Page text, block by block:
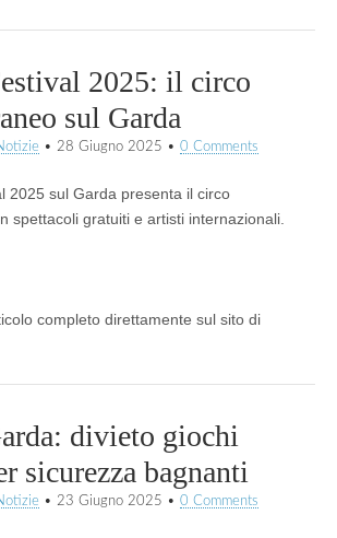
2025: il circo
sul Garda
• 28 Giugno 2025 • 0 Comments
2025 sul Garda presenta il circo
spettacoli gratuiti e artisti internazionali.
completo direttamente sul sito di
divieto giochi
sicurezza bagnanti
• 23 Giugno 2025 • 0 Comments